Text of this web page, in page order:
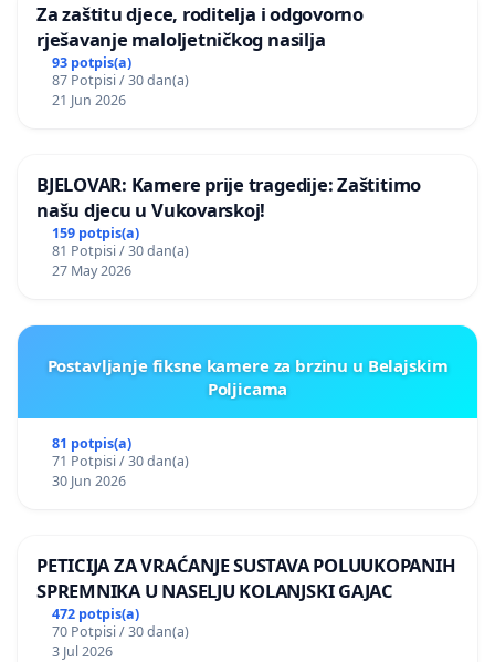
Za zaštitu djece, roditelja i odgovorno
rješavanje maloljetničkog nasilja
93 potpis(a)
87 Potpisi / 30 dan(a)
21 Jun 2026
BJELOVAR: Kamere prije tragedije: Zaštitimo
našu djecu u Vukovarskoj!
159 potpis(a)
81 Potpisi / 30 dan(a)
27 May 2026
Postavljanje fiksne kamere za brzinu u Belajskim
Poljicama
81 potpis(a)
71 Potpisi / 30 dan(a)
30 Jun 2026
PETICIJA ZA VRAĆANJE SUSTAVA POLUUKOPANIH
SPREMNIKA U NASELJU KOLANJSKI GAJAC
472 potpis(a)
70 Potpisi / 30 dan(a)
3 Jul 2026